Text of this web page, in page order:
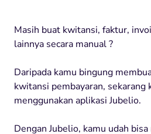
Masih buat kwitansi, faktur,
lainnya secara manual ?
Daripada kamu bingung
kwitansi pembayaran, sekarang
menggunakan aplikasi Jubelio.
Dengan Jubelio, kamu udah